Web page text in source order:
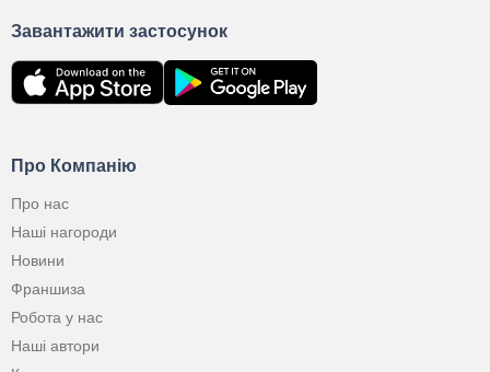
Про Компанію
Про нас
Наші нагороди
Новини
Франшиза
Робота у нас
Наші автори
Завантажити застосунок